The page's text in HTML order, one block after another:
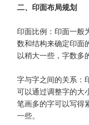
二、印面布局规划
印面比例：印面一般
数和结构来确定印面
以稍大一些，字数多
字与字之间的关系：
可以通过调整字的大
笔画多的字可以写得
一些。